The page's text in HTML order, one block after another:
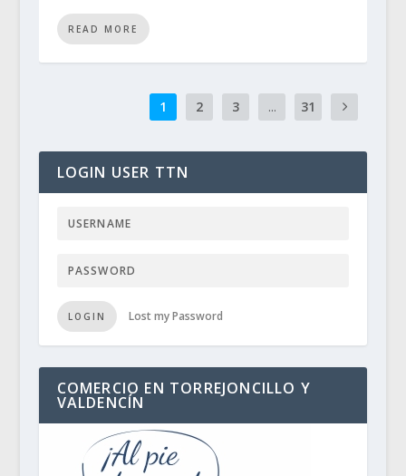
READ MORE
1 2 3 ... 31
LOGIN USER TTN
LOGIN Lost my Password
COMERCIO EN TORREJONCILLO Y
VALDENCÍN